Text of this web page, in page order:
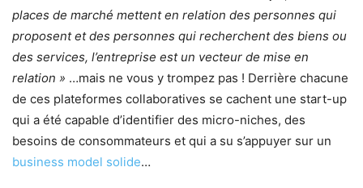
places de marché mettent en relation des personnes qui
proposent et des personnes qui recherchent des biens ou
des services, l’entreprise est un vecteur de mise en
relation » …mais ne vous y trompez pas ! Derrière chacune
de ces plateformes collaboratives se cachent une start-up
qui a été capable d’identifier des micro-niches, des
besoins de consommateurs et qui a su s’appuyer sur un
business model solide…